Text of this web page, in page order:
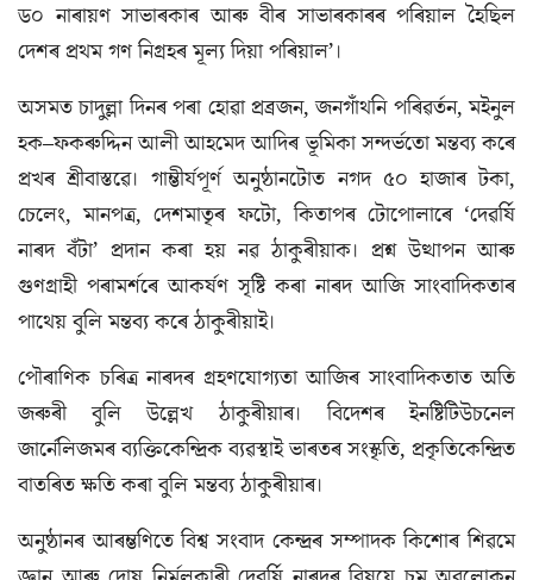
ড০ নাৰায়ণ সাভাৰকাৰ আৰু বীৰ সাভাৰকাৰৰ পৰিয়াল হৈছিল
দেশৰ প্ৰথম গণ নিগ্ৰহৰ মূল্য দিয়া পৰিয়াল’।
অসমত চাদুল্লা দিনৰ পৰা হোৱা প্ৰব্ৰজন, জনগাঁথনি পৰিৱৰ্তন, মইনুল
হক–ফকৰুদ্দিন আলী আহমেদ আদিৰ ভূমিকা সন্দৰ্ভতো মন্তব্য কৰে
প্ৰখৰ শ্ৰীবাস্তৱে। গাম্ভীৰ্যপূৰ্ণ অনুষ্ঠানটোত নগদ ৫০ হাজাৰ টকা,
চেলেং, মানপত্ৰ, দেশমাতৃৰ ফটো, কিতাপৰ টোপোলাৰে ‘দেৱৰ্ষি
নাৰদ বঁটা’ প্ৰদান কৰা হয় নৱ ঠাকুৰীয়াক। প্ৰশ্ন উত্থাপন আৰু
গুণগ্ৰাহী পৰামৰ্শৰে আকৰ্ষণ সৃষ্টি কৰা নাৰদ আজি সাংবাদিকতাৰ
পাথেয় বুলি মন্তব্য কৰে ঠাকুৰীয়াই।
পৌৰাণিক চৰিত্ৰ নাৰদৰ গ্ৰহণযোগ্যতা আজিৰ সাংবাদিকতাত অতি
জৰুৰী বুলি উল্লেখ ঠাকুৰীয়াৰ। বিদেশৰ ইনষ্টিটিউচনেল
জাৰ্নেলিজমৰ ব্যক্তিকেন্দ্ৰিক ব্যৱস্থাই ভাৰতৰ সংস্কৃতি, প্ৰকৃতিকেন্দ্ৰিত
বাতৰিত ক্ষতি কৰা বুলি মন্তব্য ঠাকুৰীয়াৰ।
অনুষ্ঠানৰ আৰম্ভণিতে বিশ্ব সংবাদ কেন্দ্ৰৰ সম্পাদক কিশোৰ শিৱমে